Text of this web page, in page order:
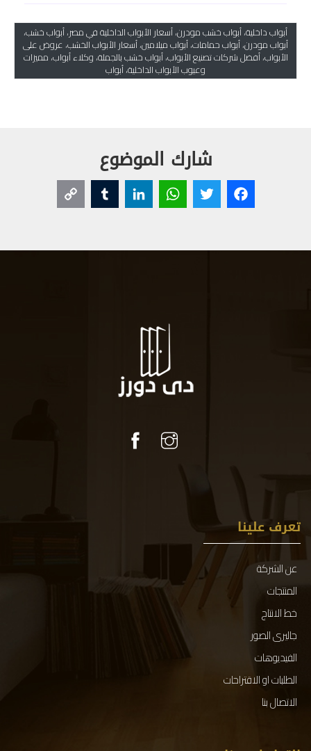
أبواب داخلية، أبواب خشب مودرن، أسعار الأبواب الداخلية في مصر، أبواب خشب،
أبواب مودرن، أبواب حمامات، أبواب ميلامين، أسعار الأبواب الخشب، عروض على
الأبواب، أفضل شركات تصنيع الأبواب، أبواب خشب بالجملة، وكلاء أبواب، مميزات
وعيوب الأبواب الداخلية، أبواب
شارك الموضوع
Facebook
Twitter
WhatsApp
LinkedIn
Tumblr
Copy
تعرف علينا
عن الشركة
المنتجات
خط الانتاج
جاليرى الصور
الفيديوهات
الطلبات او الاقتراحات
الاتصال بنا